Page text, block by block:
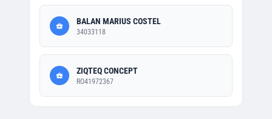
BALAN MARIUS COSTEL
34033118
ZIQTEQ CONCEPT
RO41972367